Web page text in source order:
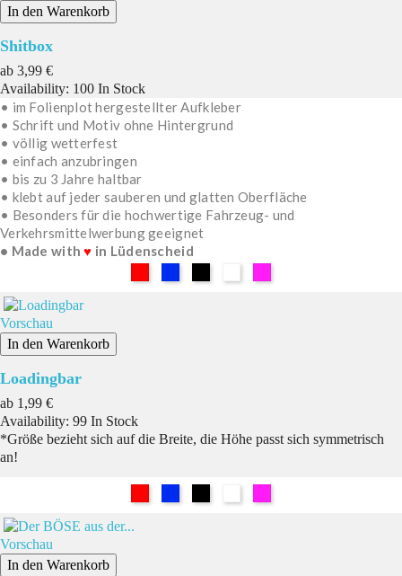
In den Warenkorb
Shitbox
ab Preis
3,99 €
Availability: 100 In Stock
• im Folienplot hergestellter Aufkleber
• Schrift und Motiv ohne Hintergrund
• völlig wetterfest
• einfach anzubringen
• bis zu 3 Jahre haltbar
• klebt auf jeder sauberen und glatten Oberfläche
• Besonders für die hochwertige Fahrzeug- und
Verkehrsmittelwerbung geeignet
• Made with♥ in Lüdenscheid
Vorschau
In den Warenkorb
Loadingbar
ab Preis
1,99 €
Availability: 99 In Stock
*Größe bezieht sich auf die Breite, die Höhe passt sich symmetrisch
an!
Vorschau
In den Warenkorb